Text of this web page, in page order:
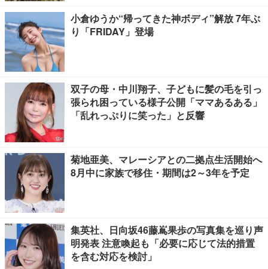
小倉ゆうか“帰ってきた神ボディ”解放 7年ぶ
り「FRIDAY」登場
双子の母・中川翔子、子どもに髪の毛を引っ
張られ困っている様子公開「ママあるある」
「乱れっぷりに笑った」と反響
菊地亜美、マレーシアとの二拠点生活開始へ
8月中に家族で移住・期間は2～3年を予定
集英社、日向坂46藤嶌果歩の写真集を巡り声
明発表 注意喚起も「必要に応じて法的措置
を含む対応を検討」